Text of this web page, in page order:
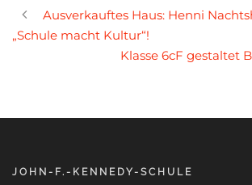
Ausverkauftes Haus: Henni
„Schule macht Kultur“!
Klasse 6cF gestaltet
JOHN-F.-KENNEDY-SCHULE